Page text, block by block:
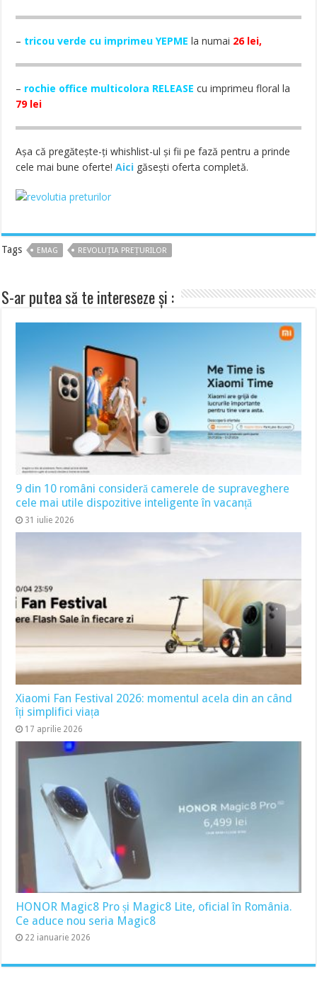
– tricou verde cu imprimeu YEPME la numai 26 lei,
– rochie office multicolora RELEASE cu imprimeu floral la
79 lei
Așa că pregătește-ți whishlist-ul și fii pe fază pentru a prinde
cele mai bune oferte!Aici găsești oferta completă.
Tags EMAG REVOLUȚIA PREȚURILOR
S-ar putea să te intereseze și :
9 din 10 români consideră camerele de supraveghere
cele mai utile dispozitive inteligente în vacanță
31 iulie 2026
Xiaomi Fan Festival 2026: momentul acela din an când
îți simplifici viața
17 aprilie 2026
HONOR Magic8 Pro și Magic8 Lite, oficial în România.
Ce aduce nou seria Magic8
22 ianuarie 2026